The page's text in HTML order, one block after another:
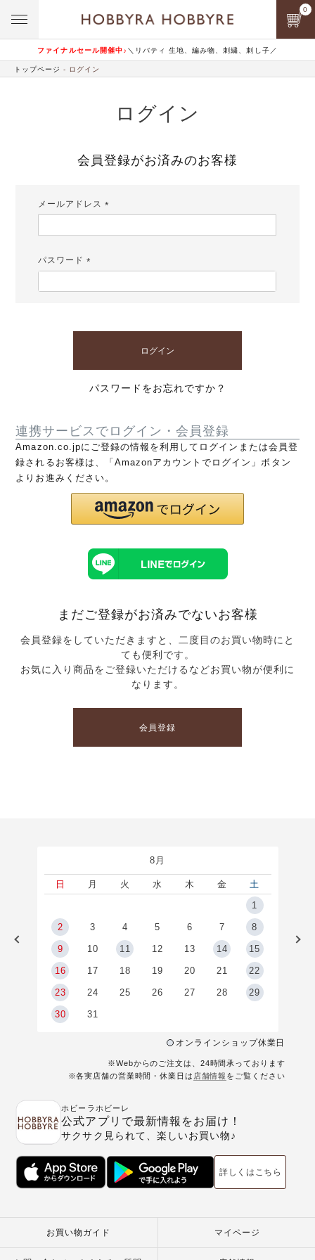
ファイナルセール開催中♪ ＼リバティ 生地、編み物、刺繍、刺し子／
0
トップページ ログイン
ログイン
会員登録がお済みのお客様
メールアドレス
パスワード
ログイン
パスワードをお忘れですか？
連携サービスでログイン・会員登録
Amazon.co.jpにご登録の情報を利用してログインまたは会員登
録されるお客様は、「Amazonアカウントでログイン」ボタン
よりお進みください。
まだご登録がお済みでないお客様
会員登録をしていただきますと、二度目のお買い物時にと
ても便利です。
お気に入り商品をご登録いただけるなどお買い物が便利に
なります。
会員登録
8月
日 月 火 水 木 金
土
1
2 3 4 5 6 7 8
9 10 11 12 13 14 15
16 17 18 19 20 21 22
23 24 25 26 27 28 29
30 31
オンラインショップ休業日
※Webからのご注文は、24時間承っております
※各実店舗の営業時間・休業日は 店舗情報 をご覧ください
ホビーラホビーレ
公式アプリで最新情報をお届け！
サクサク見られて、楽しいお買い物♪
詳しくはこちら
お買い物ガイド マイページ